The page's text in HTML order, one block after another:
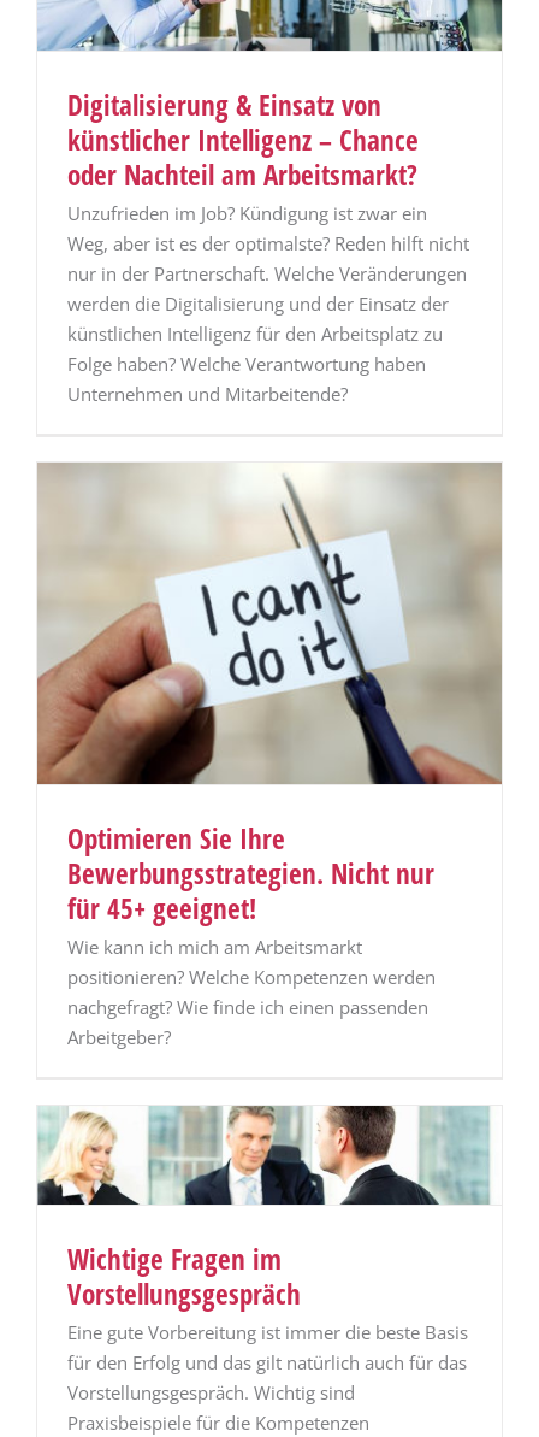
Digitalisierung & Einsatz von
künstlicher Intelligenz – Chance
oder Nachteil am Arbeitsmarkt?
Unzufrieden im Job? Kündigung ist zwar ein
Weg, aber ist es der optimalste? Reden hilft nicht
nur in der Partnerschaft. Welche Veränderungen
werden die Digitalisierung und der Einsatz der
künstlichen Intelligenz für den Arbeitsplatz zu
Folge haben? Welche Verantwortung haben
Unternehmen und Mitarbeitende?
Optimieren Sie Ihre
Bewerbungsstrategien. Nicht nur
für 45+ geeignet!
Wie kann ich mich am Arbeitsmarkt
positionieren? Welche Kompetenzen werden
nachgefragt? Wie finde ich einen passenden
Arbeitgeber?
Wichtige Fragen im
Vorstellungsgespräch
Eine gute Vorbereitung ist immer die beste Basis
für den Erfolg und das gilt natürlich auch für das
Vorstellungsgespräch. Wichtig sind
Praxisbeispiele für die Kompetenzen